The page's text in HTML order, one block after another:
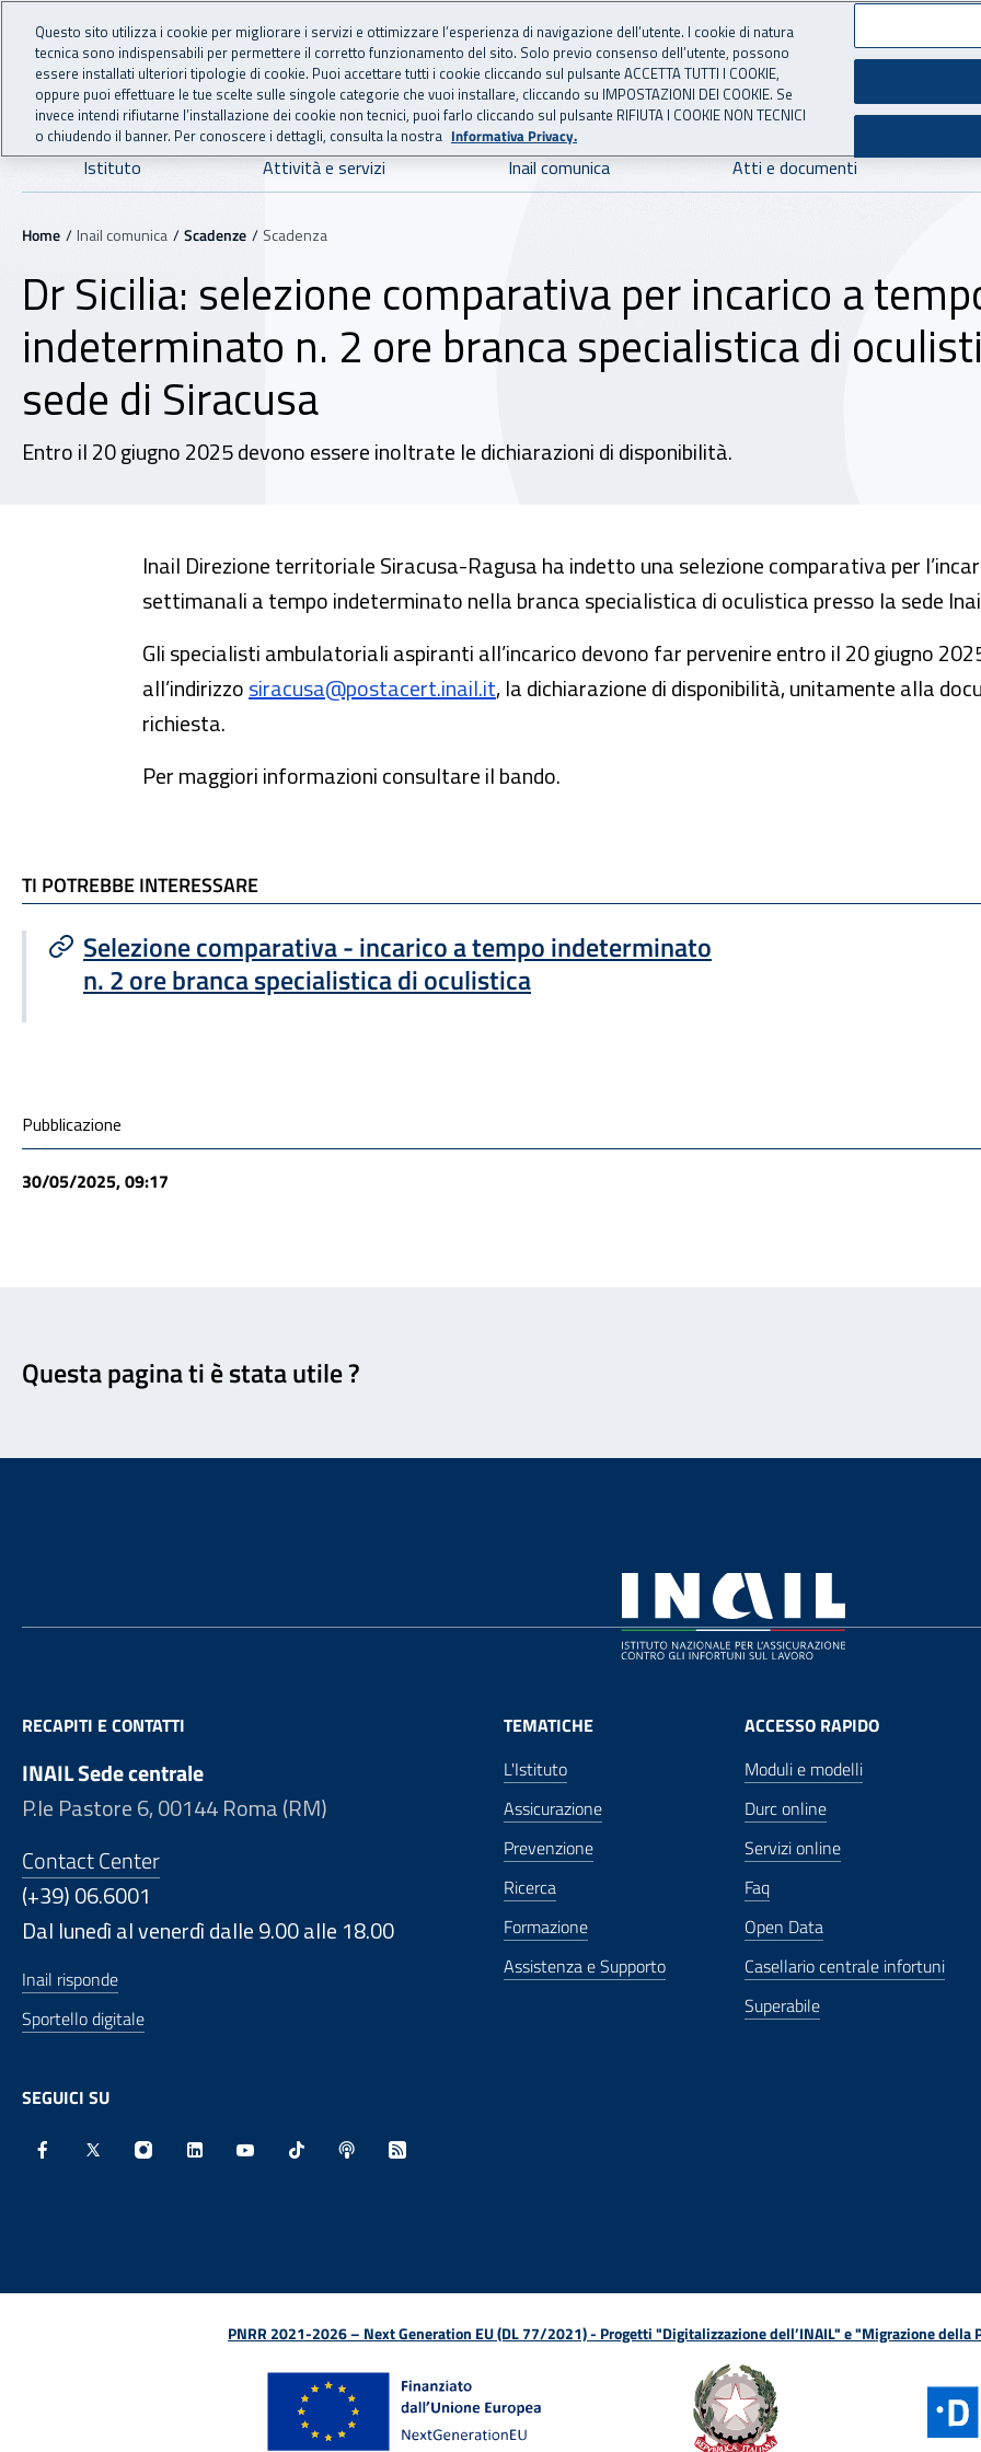
Vai al menu principale
Vai al contenuto principale
INAIL - Istituto Nazionale per l'Assicurazione
Navigazione principale
Istituto Attività e servizi Inail comunica Atti e documenti
Navigazione - Ti trovi in:
Home Inail comunica Scadenze Scadenza
Dr Sicilia: selezione comparativa per incarico a
indeterminato n. 2 ore branca specialistica di
sede di Siracusa
Entro il 20 giugno 2025 devono essere inoltrate le dichiarazioni di disponibilità.
Inail Direzione territoriale Siracusa-Ragusa ha indetto una selezione comparativa per
settimanali a tempo indeterminato nella branca specialistica di oculistica presso la sede
Gli specialisti ambulatoriali aspiranti all’incarico devono far pervenire entro il 20 giugno
all’indirizzosiracusa@postacert.inail.it, la dichiarazione di disponibilità, unitamente alla
richiesta.
Per maggiori informazioni consultare il bando.
TI POTREBBE INTERESSARE
TI POTREBBE INTERESSARE
Selezione comparativa - incarico a tempo indeterminato
n. 2 ore branca specialistica di oculistica
Condivisione social
Pubblicazione
30/05/2025, 09:17
Questa pagina ti è stata utile ?
RECAPITI E CONTATTI
INAIL Sede centrale
P.le Pastore 6, 00144 Roma (RM)
Contact Center
(+39) 06.6001
Dal lunedì al venerdì dalle 9.00 alle 18.00
Inail risponde
Sportello digitale
SEGUICI SU
TEMATICHE
L'Istituto
Assicurazione
Prevenzione
Ricerca
Formazione
Assistenza e Supporto
ACCESSO RAPIDO
Moduli e modelli
Durc online
Servizi online
Faq
Open Data
Casellario centrale infortuni
Superabile
PNRR 2021-2026 – Next Generation EU (DL 77/2021) - Progetti "Digitalizzazione dell’INAIL" e "Migrazione della
Questo sito utilizza i cookie per migliorare i servizi e ottimizzare l’esperienza di navigazione dell’utente. I cookie di natura
tecnica sono indispensabili per permettere il corretto funzionamento del sito. Solo previo consenso dell’utente, possono
essere installati ulteriori tipologie di cookie. Puoi accettare tutti i cookie cliccando sul pulsante ACCETTA TUTTI I COOKIE,
oppure puoi effettuare le tue scelte sulle singole categorie che vuoi installare, cliccando su IMPOSTAZIONI DEI COOKIE. Se
invece intendi rifiutarne l’installazione dei cookie non tecnici, puoi farlo cliccando sul pulsante RIFIUTA I COOKIE NON TECNICI
o chiudendo il banner. Per conoscere i dettagli, consulta la nostra Informativa Privacy.